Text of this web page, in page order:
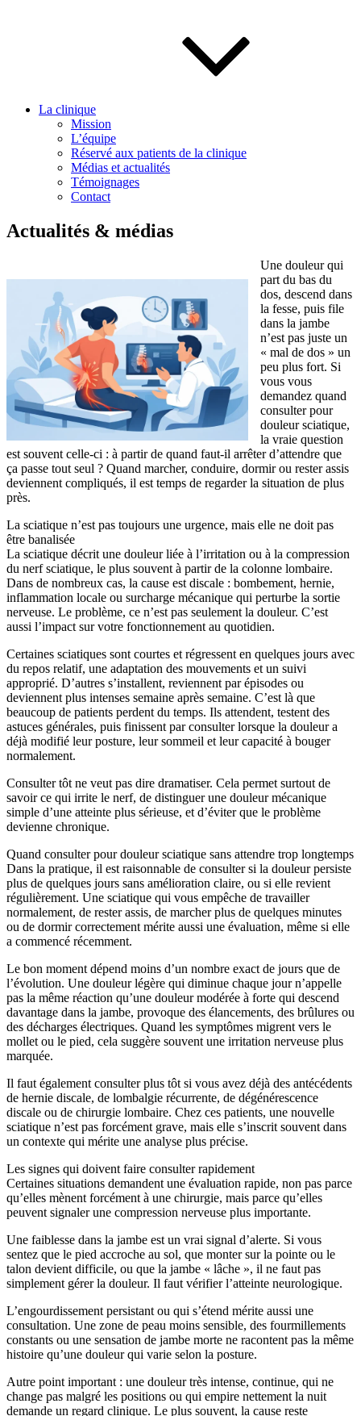
La clinique
Mission
L’équipe
Réservé aux patients de la clinique
Médias et actualités
Témoignages
Contact
Actualités & médias
Une douleur qui
part du bas du
dos, descend dans
la fesse, puis file
dans la jambe
n’est pas juste un
« mal de dos » un
peu plus fort. Si
vous vous
demandez quand
consulter pour
douleur sciatique,
la vraie question
est souvent celle-ci : à partir de quand faut-il arrêter d’attendre que
ça passe tout seul ? Quand marcher, conduire, dormir ou rester assis
deviennent compliqués, il est temps de regarder la situation de plus
près.
La sciatique n’est pas toujours une urgence, mais elle ne doit pas
être banalisée
La sciatique décrit une douleur liée à l’irritation ou à la compression
du nerf sciatique, le plus souvent à partir de la colonne lombaire.
Dans de nombreux cas, la cause est discale : bombement, hernie,
inflammation locale ou surcharge mécanique qui perturbe la sortie
nerveuse. Le problème, ce n’est pas seulement la douleur. C’est
aussi l’impact sur votre fonctionnement au quotidien.
Certaines sciatiques sont courtes et régressent en quelques jours avec
du repos relatif, une adaptation des mouvements et un suivi
approprié. D’autres s’installent, reviennent par épisodes ou
deviennent plus intenses semaine après semaine. C’est là que
beaucoup de patients perdent du temps. Ils attendent, testent des
astuces générales, puis finissent par consulter lorsque la douleur a
déjà modifié leur posture, leur sommeil et leur capacité à bouger
normalement.
Consulter tôt ne veut pas dire dramatiser. Cela permet surtout de
savoir ce qui irrite le nerf, de distinguer une douleur mécanique
simple d’une atteinte plus sérieuse, et d’éviter que le problème
devienne chronique.
Quand consulter pour douleur sciatique sans attendre trop longtemps
Dans la pratique, il est raisonnable de consulter si la douleur persiste
plus de quelques jours sans amélioration claire, ou si elle revient
régulièrement. Une sciatique qui vous empêche de travailler
normalement, de rester assis, de marcher plus de quelques minutes
ou de dormir correctement mérite aussi une évaluation, même si elle
a commencé récemment.
Le bon moment dépend moins d’un nombre exact de jours que de
l’évolution. Une douleur légère qui diminue chaque jour n’appelle
pas la même réaction qu’une douleur modérée à forte qui descend
davantage dans la jambe, provoque des élancements, des brûlures ou
des décharges électriques. Quand les symptômes migrent vers le
mollet ou le pied, cela suggère souvent une irritation nerveuse plus
marquée.
Il faut également consulter plus tôt si vous avez déjà des antécédents
de hernie discale, de lombalgie récurrente, de dégénérescence
discale ou de chirurgie lombaire. Chez ces patients, une nouvelle
sciatique n’est pas forcément grave, mais elle s’inscrit souvent dans
un contexte qui mérite une analyse plus précise.
Les signes qui doivent faire consulter rapidement
Certaines situations demandent une évaluation rapide, non pas parce
qu’elles mènent forcément à une chirurgie, mais parce qu’elles
peuvent signaler une compression nerveuse plus importante.
Une faiblesse dans la jambe est un vrai signal d’alerte. Si vous
sentez que le pied accroche au sol, que monter sur la pointe ou le
talon devient difficile, ou que la jambe « lâche », il ne faut pas
simplement gérer la douleur. Il faut vérifier l’atteinte neurologique.
L’engourdissement persistant ou qui s’étend mérite aussi une
consultation. Une zone de peau moins sensible, des fourmillements
constants ou une sensation de jambe morte ne racontent pas la même
histoire qu’une douleur qui varie selon la posture.
Autre point important : une douleur très intense, continue, qui ne
change pas malgré les positions ou qui empire nettement la nuit
demande un regard clinique. Le plus souvent, la cause reste